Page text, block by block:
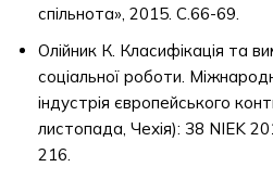
спільнота», 2015. С.66-69.
Олійник К. Класифікація та
соціальної роботи.
індустрія європейського
листопада, Чехія): 38 NIEK
216.